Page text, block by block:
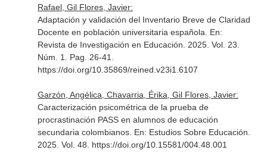
Rafael, Gil Flores, Javier:
Adaptación y validación del Inventario Breve de Claridad
Docente en población universitaria española. En:
Revista de Investigación en Educación . 2025. Vol. 23.
Núm. 1. Pag. 26-41.
https://doi.org/10.35869/reined.v23i1.6107
Garzón, Angélica, Chavarria, Érika, Gil Flores, Javier:
Caracterización psicométrica de la prueba de
procrastinación PASS en alumnos de educación
secundaria colombianos. En: Estudios Sobre Educación
2025. Vol. 48. https://doi.org/10.15581/004.48.001